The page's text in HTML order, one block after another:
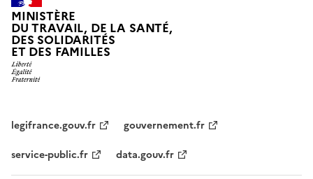
MINISTÈRE
DU TRAVAIL, DE LA SANTÉ,
DES SOLIDARITÉS
ET DES FAMILLES
legifrance.gouv.fr
gouvernement.fr
service-public.fr
data.gouv.fr